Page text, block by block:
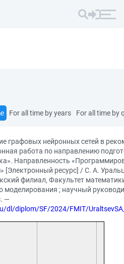
For all time by years For all time by
графовых нейронных сетей в
работа по направлению
Направленность
[Электронный ресурс] / С. А.
филиал, Факультет
моделирования ; научный
—
dl/diplom/SF/2024/FMIT/